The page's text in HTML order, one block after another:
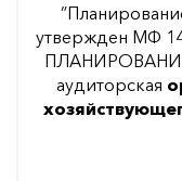
утвержден МФ
ПЛАНИРОВАНИЯ
аудиторская